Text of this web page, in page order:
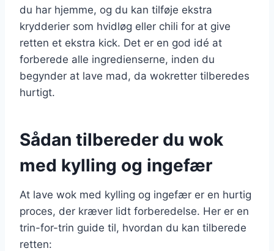
du har hjemme, og du kan tilføje ekstra
krydderier som hvidløg eller chili for at give
retten et ekstra kick. Det er en god idé at
forberede alle ingredienserne, inden du
begynder at lave mad, da wokretter tilberedes
hurtigt.
Sådan tilbereder du wok
med kylling og ingefær
At lave wok med kylling og ingefær er en hurtig
proces, der kræver lidt forberedelse. Her er en
trin-for-trin guide til, hvordan du kan tilberede
retten: